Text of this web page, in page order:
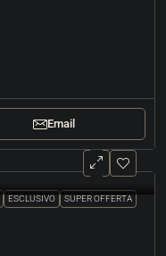
Email
ESCLUSIVO SUPER OFFERTA